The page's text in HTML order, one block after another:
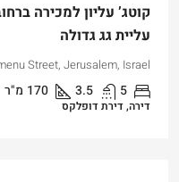
עליית גג גדולה
Street, Jerusalem, Israel
5
3.5
170 מ"ר
דירה, דירת דופלקס